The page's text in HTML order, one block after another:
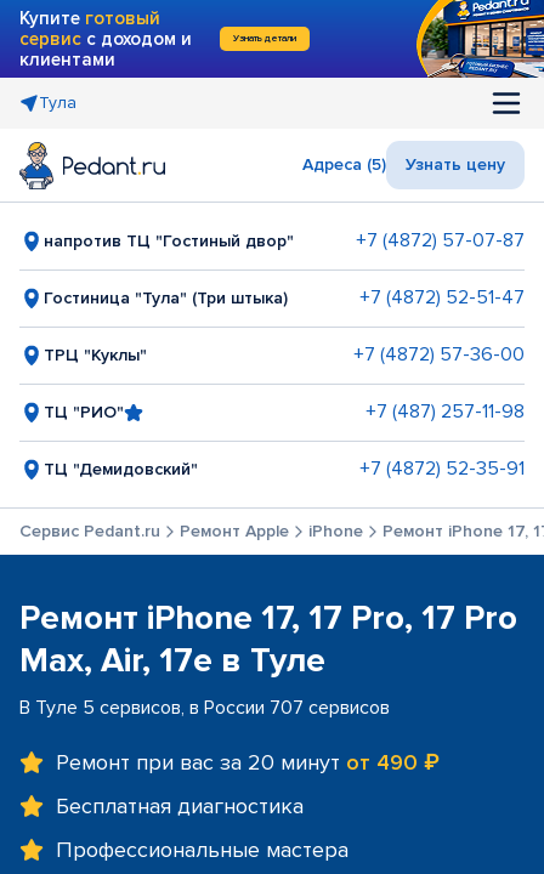
Купите готовый
сервис с доходом и
клиентами
Узнать детали
Тула
Адреса (5) Узнать цену
напротив ТЦ "Гостиный двор" +7 (4872) 57-07-87
Гостиница "Тула" (Три штыка) +7 (4872) 52-51-47
ТРЦ "Куклы" +7 (4872) 57-36-00
ТЦ "РИО" +7 (487) 257-11-98
ТЦ "Демидовский" +7 (4872) 52-35-91
Сервис Pedant.ru Ремонт Apple iPhone Ремонт iPhone 17,
Ремонт iPhone 17, 17 Pro, 17 Pro
Max, Air, 17e в Туле
В Туле 5 сервисов, в России 707 сервисов
Ремонт при вас за 20 минут от 490 ₽
Бесплатная диагностика
Профессиональные мастера